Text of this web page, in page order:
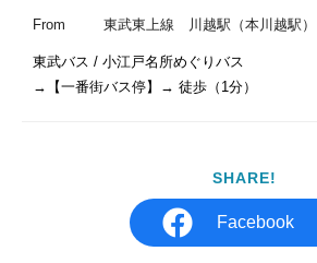
From 東武東上線 川越駅（本川越駅）
東武バス / 小江戸名所めぐりバス
→【一番街バス停】→ 徒歩（1分）
SHARE!
Facebook